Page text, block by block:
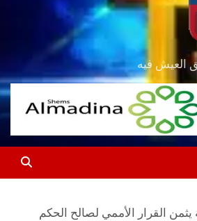
العيش فيه
القرار الأممي لصالح الحكم